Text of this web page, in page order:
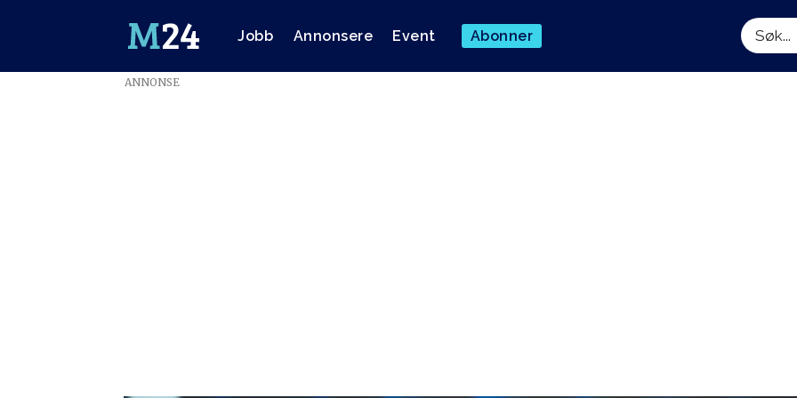
Jobb Annonsere Event Abonner
Søk
ANNONSE